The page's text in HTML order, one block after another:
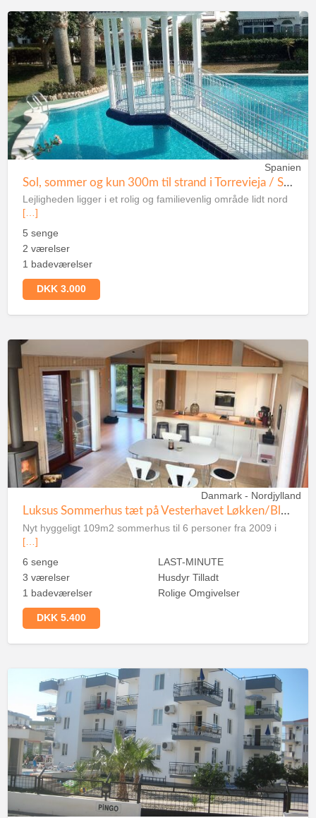
Spanien
Sol, sommer og kun 300m til strand i Torrevieja / Spanien
Lejligheden ligger i et rolig og familievenlig område lidt nord
[…]
5 senge
2 værelser
1 badeværelser
DKK 3.000
Danmark - Nordjylland
Luksus Sommerhus tæt på Vesterhavet Løkken/Blokhus
Nyt hyggeligt 109m2 sommerhus til 6 personer fra 2009 i
[…]
6 senge
3 værelser
1 badeværelser
LAST-MINUTE
Husdyr Tilladt
Rolige Omgivelser
DKK 5.400